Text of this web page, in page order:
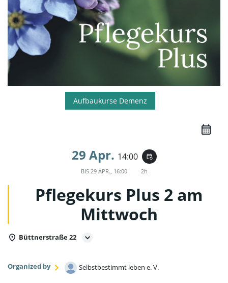
Aufbaukurse Demenz
29 Apr. 14:00 event_repeat
BIS 29 APR., 16:00 2h
Pflegekurs Plus 2 am
Mittwoch
Büttnerstraße 22
Organized by Selbstbestimmt leben e. V.